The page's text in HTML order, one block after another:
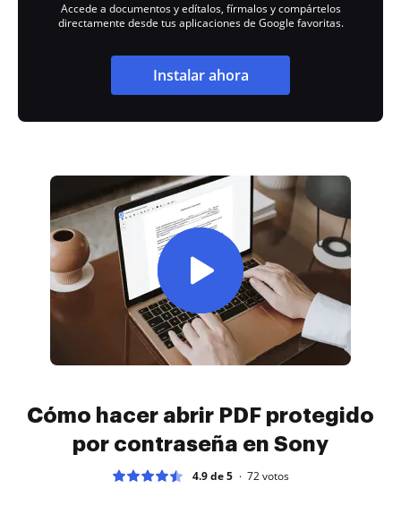
Accede a documentos y edítalos, fírmalos y compártelos
directamente desde tus aplicaciones de Google favoritas.
Instalar ahora
Cómo hacer abrir PDF protegido
por contraseña en Sony
4.9 de 5 72votos